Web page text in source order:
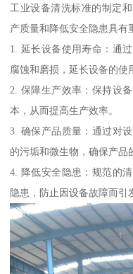
工业设备清洗标准的制定
产质量和降低安全隐患具有
1. 延长设备使用寿命：通
腐蚀和磨损，延长设备的使
2. 保障生产效率：保持设
本，从而提高生产效率。
3. 确保产品质量：通过对
的污垢和微生物，确保产品
4. 降低安全隐患：规范的
隐患，防止因设备故障而引